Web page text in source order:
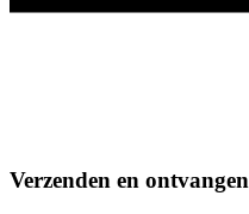
Verzenden en ontvangen